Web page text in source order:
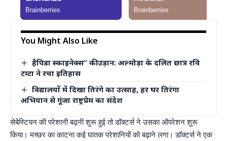
You Might Also Like
हैपिडा स्काइनेक्स” की उड़ान: अल्मोड़ा के दलित छात्र रवि
टम्टा ने रचा इतिहास
विद्यालयों में दिखा तिरंगे का उत्साह, हर घर तिरंगा
अभियान से गूंजा राष्ट्रप्रेम का संदेश
सेबेस्टियन की परेशानी बढ़नी शुरू हुई तो डॉक्टर्स ने उसका ऑपरेशन शुरू
किया। मच्छर का काटना कई घातक परेशानियों को बढ़ाने लगा। डॉक्टर्स ने एक